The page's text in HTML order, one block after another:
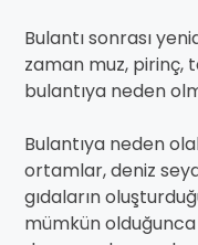
Bulantı sonrası
zaman muz, pirinç,
bulantıya neden
Bulantıya neden
ortamlar, deniz
gıdaların
mümkün olduğunca